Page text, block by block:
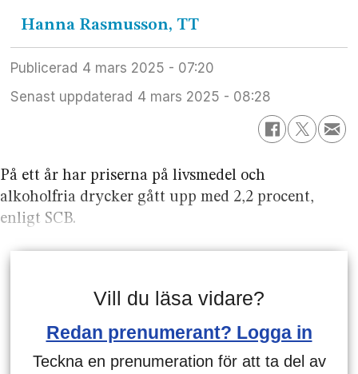
Hanna Rasmusson, TT
Publicerad
4 mars 2025 - 07:20
Senast uppdaterad
4 mars 2025 - 08:28
På ett år har priserna på livsmedel och
alkoholfria drycker gått upp med 2,2 procent,
enligt SCB.
Vill du läsa vidare?
Redan prenumerant? Logga in
Teckna en prenumeration för att ta del av